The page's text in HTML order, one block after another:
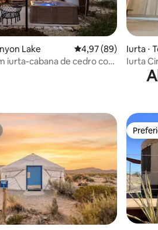
Lake 4,97 de uma
4,97 (89)
iurta-cabana de cedro com
Iurta ⋅
Iurta